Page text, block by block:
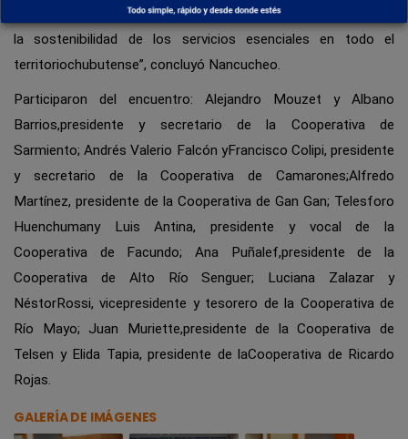
provincia para poner en agenda un plan de acción quegarantice
la sostenibilidad de los servicios esenciales en todo el
territoriochubutense”, concluyó Nancucheo.
Participaron del encuentro: Alejandro Mouzet y Albano
Barrios,presidente y secretario de la Cooperativa de
Sarmiento; Andrés Valerio Falcón yFrancisco Colipi, presidente
y secretario de la Cooperativa de Camarones;Alfredo
Martínez, presidente de la Cooperativa de Gan Gan; Telesforo
Huenchumany Luis Antina, presidente y vocal de la
Cooperativa de Facundo; Ana Puñalef,presidente de la
Cooperativa de Alto Río Senguer; Luciana Zalazar y
NéstorRossi, vicepresidente y tesorero de la Cooperativa de
Río Mayo; Juan Muriette,presidente de la Cooperativa de
Telsen y Elida Tapia, presidente de laCooperativa de Ricardo
Rojas.
GALERÍA DE IMÁGENES